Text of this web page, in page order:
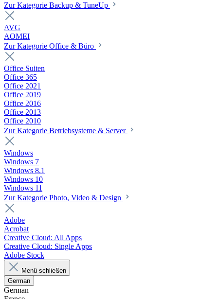
Zur Kategorie Backup & TuneUp
AVG
AOMEI
Zur Kategorie Office & Büro
Office Suiten
Office 365
Office 2021
Office 2019
Office 2016
Office 2013
Office 2010
Zur Kategorie Betriebsysteme & Server
Windows
Windows 7
Windows 8.1
Windows 10
Windows 11
Zur Kategorie Photo, Video & Design
Adobe
Acrobat
Creative Cloud: All Apps
Creative Cloud: Single Apps
Adobe Stock
Menü schließen
German
German